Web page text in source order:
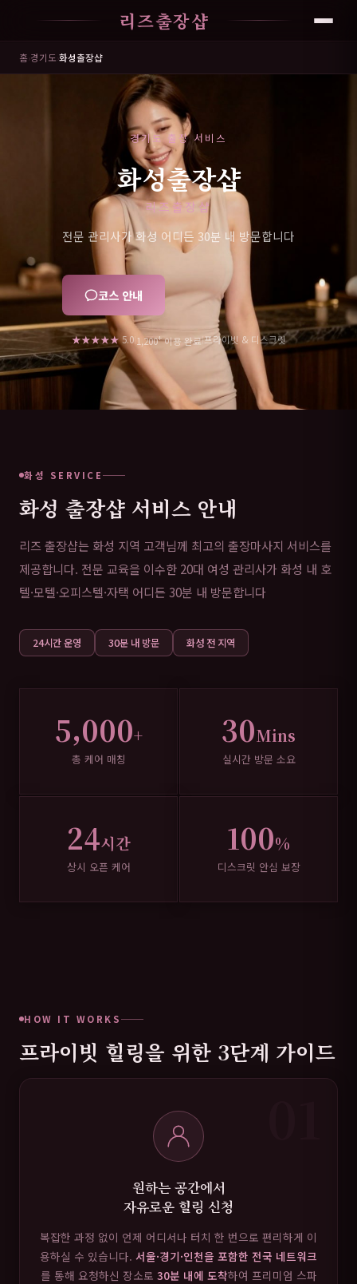
리즈출장샵
홈›경기도›화성출장샵
경기도 출장 서비스
화성출장샵
리즈출장샵
전문 관리사가 화성 어디든 30분 내 방문합니다
코스 안내
★★★★★5.0| 1,200+이용 완료|프라이빗 & 디스크릿
화성 SERVICE
화성 출장샵 서비스 안내
리즈 출장샵는 화성 지역 고객님께 최고의 출장마사지 서비스를
제공합니다. 전문 교육을 이수한 20대 여성 관리사가 화성 내 호
텔·모텔·오피스텔·자택 어디든 30분 내 방문합니다
24시간 운영 30분 내 방문 화성 전 지역
5,000+
총 케어 매칭
30Mins
실시간 방문 소요
24시간
상시 오픈 케어
100%
디스크릿 안심 보장
HOW IT WORKS
프라이빗 힐링을 위한 3단계 가이드
원하는 공간에서
자유로운 힐링 신청
복잡한 과정 없이 언제 어디서나 터치 한 번으로 편리하게 이
용하실 수 있습니다. 서울·경기·인천을 포함한 전국 네트워크
를 통해 요청하신 장소로 30분 내에 도착하여 프리미엄 스파